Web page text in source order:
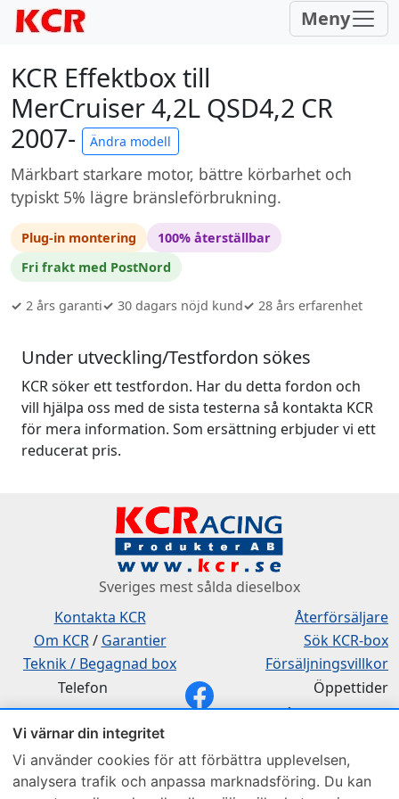
Vi värnar din integritet
Vi använder cookies för att förbättra upplevelsen,
analysera trafik och anpassa marknadsföring. Du kan
Meny
KCR Effektbox till
MerCruiser 4,2L QSD4,2 CR
2007-
Ändra modell
Märkbart starkare motor, bättre körbarhet och
typiskt 5% lägre bränsleförbrukning.
Plug-in montering
100% återställbar
Fri frakt med PostNord
✓ 2 års garanti✓ 30 dagars nöjd kund✓ 28 års erfarenhet
Under utveckling/Testfordon sökes
KCR söker ett testfordon. Har du detta fordon och
vill hjälpa oss med de sista testerna så kontakta KCR
för mera information. Som ersättning erbjuder vi ett
reducerat pris.
Sveriges mest sålda dieselbox
Kontakta KCR
Om KCR/ Garantier
Teknik / Begagnad box
Återförsäljare
Sök KCR-box
Försäljningsvillkor
Telefon
0515-801 50
Öppettider
Mån-Tor 8:00-16:30